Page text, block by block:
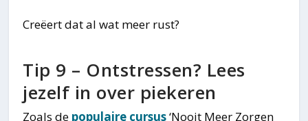
Creëert dat al wat meer rust?
Tip 9 – Ontstressen? Lees
jezelf in over piekeren
Zoals de populaire cursus‘Nooit Meer Zorgen